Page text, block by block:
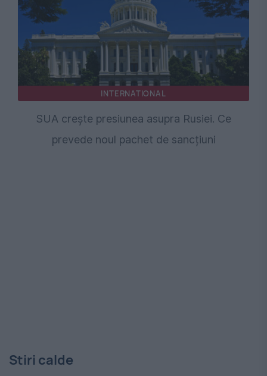
INTERNATIONAL
SUA crește presiunea asupra Rusiei. Ce
prevede noul pachet de sancțiuni
Stiri calde